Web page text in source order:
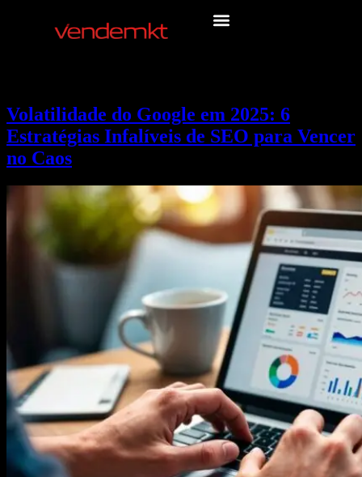
Volatilidade do Google em 2025: 6
Estratégias Infalíveis de SEO para Vencer
no Caos